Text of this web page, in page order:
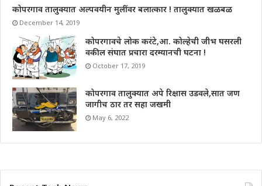
कोपरगाव तालुक्यात अल्पवयीन मुलींवर बलात्कार ! तालुक्यात खळबळ
December 14, 2019
कोपरगावचे लोक करंटे,आ. कोल्हेची जीभ घसरली
वकील संघात प्रचारा दरम्यानची घटना !
October 17, 2019
कोपरगाव तालुक्यात अपे रिक्षास उडवले,सात जण
जागीच ठार तर सहा जखमी
May 6, 2022